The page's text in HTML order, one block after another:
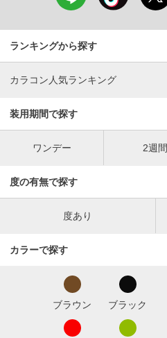
ランキングから探す
カラコン人気ランキング
装用期間で探す
ワンデー 2週間
度の有無で探す
度あり
カラーで探す
ブラウン ブラック